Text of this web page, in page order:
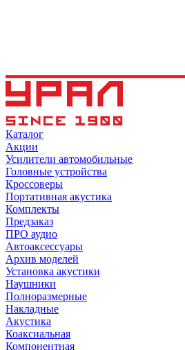
Каталог
Акции
Усилители автомобильные
Головные устройства
Кроссоверы
Портативная акустика
Комплекты
Предзаказ
ПРО аудио
Автоаксессуары
Архив моделей
Установка акустики
Наушники
Полноразмерные
Накладные
Акустика
Коаксиальная
Компонентная